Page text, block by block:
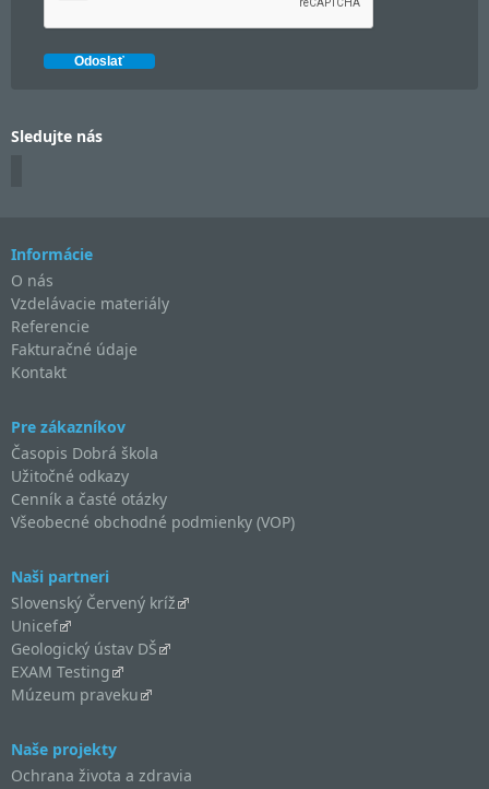
Sledujte nás
Informácie
O nás
Vzdelávacie materiály
Referencie
Fakturačné údaje
Kontakt
Pre zákazníkov
Časopis Dobrá škola
Užitočné odkazy
Cenník a časté otázky
Všeobecné obchodné podmienky (VOP)
Naši partneri
Slovenský Červený kríž
Unicef
Geologický ústav DŠ
EXAM Testing
Múzeum praveku
Naše projekty
Ochrana života a zdravia